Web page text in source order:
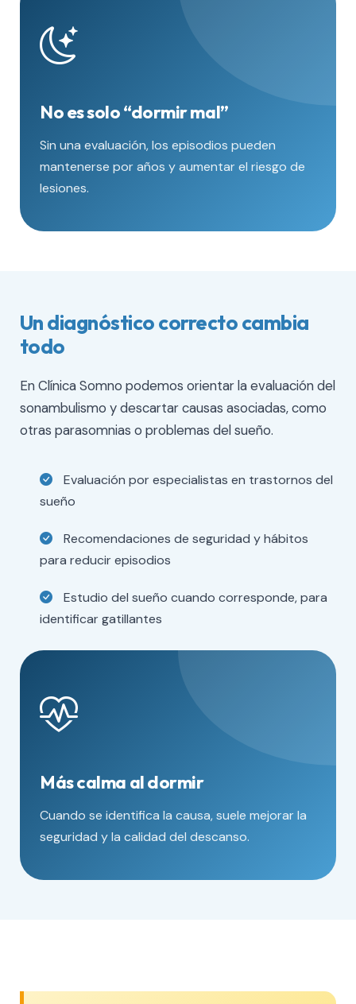
No es solo “dormir mal”
Sin una evaluación, los episodios pueden
mantenerse por años y aumentar el riesgo de
lesiones.
Un diagnóstico correcto cambia
todo
En Clínica Somno podemos orientar la evaluación del
sonambulismo y descartar causas asociadas, como
otras parasomnias o problemas del sueño.
Evaluación por especialistas en trastornos del
sueño
Recomendaciones de seguridad y hábitos
para reducir episodios
Estudio del sueño cuando corresponde, para
identificar gatillantes
Más calma al dormir
Cuando se identifica la causa, suele mejorar la
seguridad y la calidad del descanso.